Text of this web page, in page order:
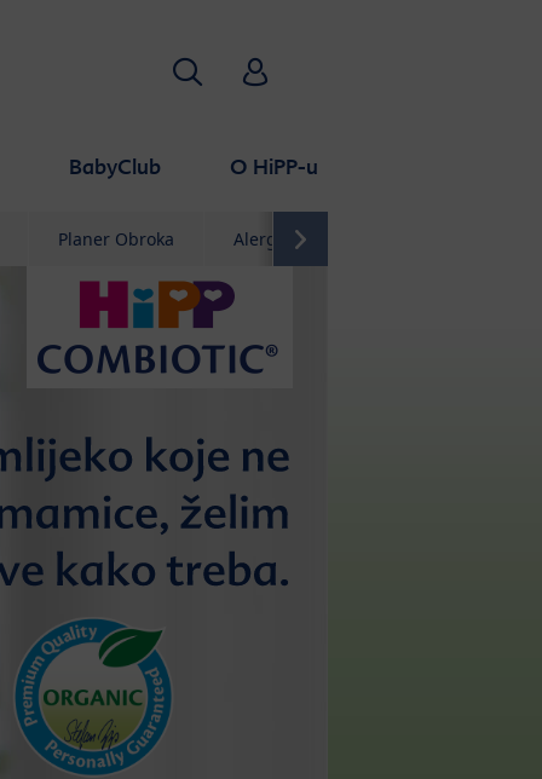
BabyClub O HiPP-u
Traži HiPP Babyclub
Planer Obroka Alergije